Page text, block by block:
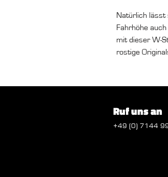
Natürlich lässt
Fahrhöhe
mit dieser W-
rostige
Ruf uns an
+49 (0) 7144